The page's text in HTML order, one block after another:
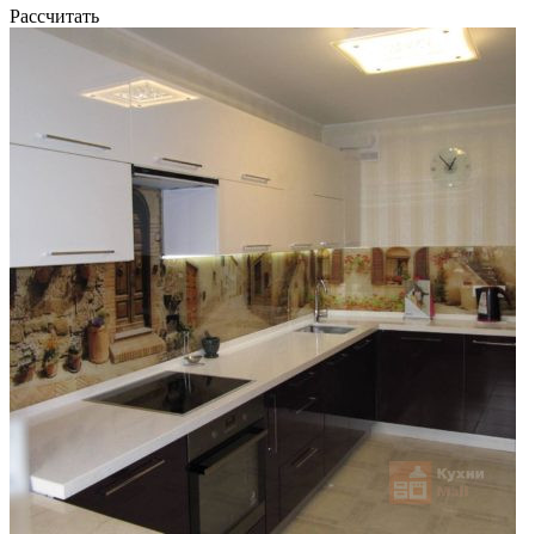
Рассчитать